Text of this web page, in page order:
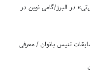
در البرز/گامی نوین در
تنیس بانوان / معرفی